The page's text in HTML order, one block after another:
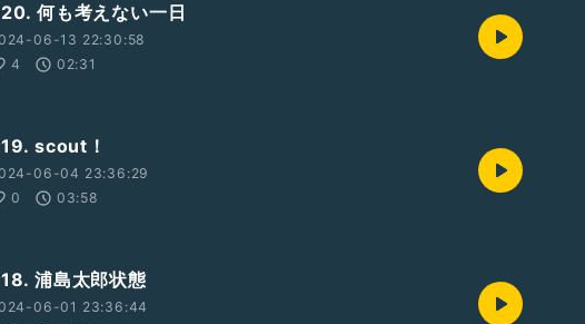
何も考えない一日
06-13 22:30:58
4
02:31
scout！
06-04 23:36:29
0
03:58
浦島太郎状態
06-01 23:36:44